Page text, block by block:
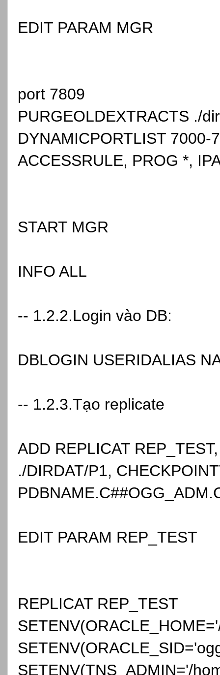
EDIT PARAM MGR
port 7809
PURGEOLDEXTRACTS ./
DYNAMICPORTLIST 7000-
ACCESSRULE, PROG *,
START MGR
INFO ALL
-- 1.2.2.Login vào DB:
DBLOGIN USERIDALIAS
-- 1.2.3.Tạo replicate
ADD REPLICAT
./DIRDAT/P1,
EDIT PARAM REP_TEST
REPLICAT REP_TEST
SETENV(TNS_ADMIN='/